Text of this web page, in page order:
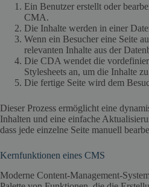
Ein Benutzer erstellt oder
CMA.
Die Inhalte werden in einer
Wenn ein Besucher eine Seite
relevanten Inhalte aus der
Die CDA wendet die
Stylesheets an, um die Inhalte
Die fertige Seite wird dem
Dieser Prozess ermöglicht eine
Inhalten und eine einfache
dass jede einzelne Seite manuell
Kernfunktionen eines CMS
Moderne Content-Management-